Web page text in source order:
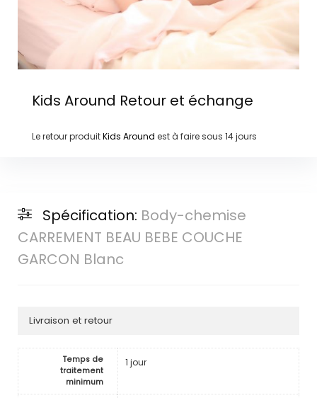
Kids Around Retour et échange
Le retour produitKids Around est à faire sous 14 jours
Spécification: Body-chemise
CARREMENT BEAU BEBE COUCHE
GARCON Blanc
Livraison et retour
Temps de
traitement
minimum
1 jour